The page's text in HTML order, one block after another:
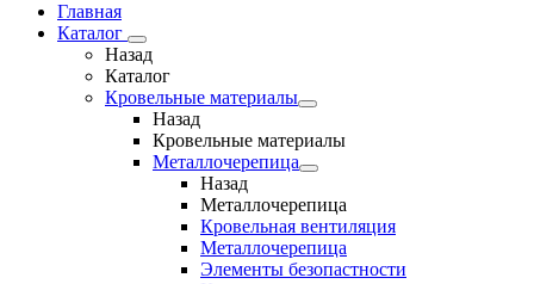
Главная
Каталог
Назад
Каталог
Кровельные материалы
Назад
Кровельные материалы
Металлочерепица
Назад
Металлочерепица
Кровельная вентиляция
Металлочерепица
Элементы безопастности